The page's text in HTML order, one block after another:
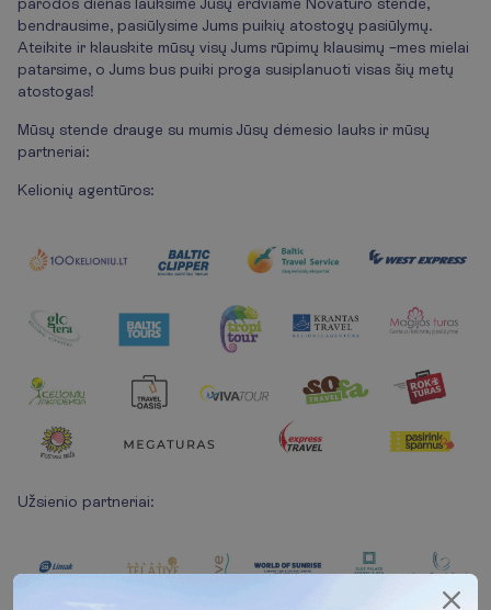
bendrausime, pasiūlysime Jums puikių atostogų pasiūlymų.
Ateikite ir klauskite mūsų visų Jums rūpimų klausimų –mes mielai
patarsime, o Jums bus puiki proga susiplanuoti visas šių metų
atostogas!
Mūsų stende drauge su mumis Jūsų dėmesio lauks ir mūsų
partneriai:
Kelionių agentūros:
Užsienio partneriai: